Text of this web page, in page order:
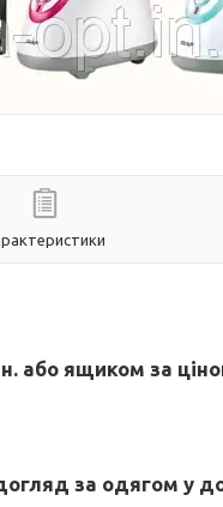
або ящиком за
за одягом у